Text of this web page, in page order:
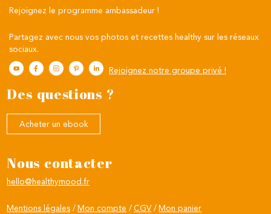
Rejoignez le programme ambassadeur !
Partagez avec nous vos photos et recettes healthy sur les réseaux
sociaux.
Rejoignez notre groupe privé !
Des questions ?
Acheter un ebook
Nous contacter
hello@healthymood.fr
Mentions légales Mon compte CGV Mon panier